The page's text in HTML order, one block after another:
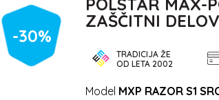
-30%
POLSTAR MAX-
ZAŠČITNI
TRADICIJA ŽE
OD LETA 2002
Model MXP RAZOR S1